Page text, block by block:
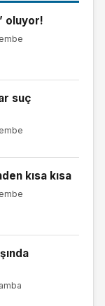
oluyor!
suç
kısa kısa